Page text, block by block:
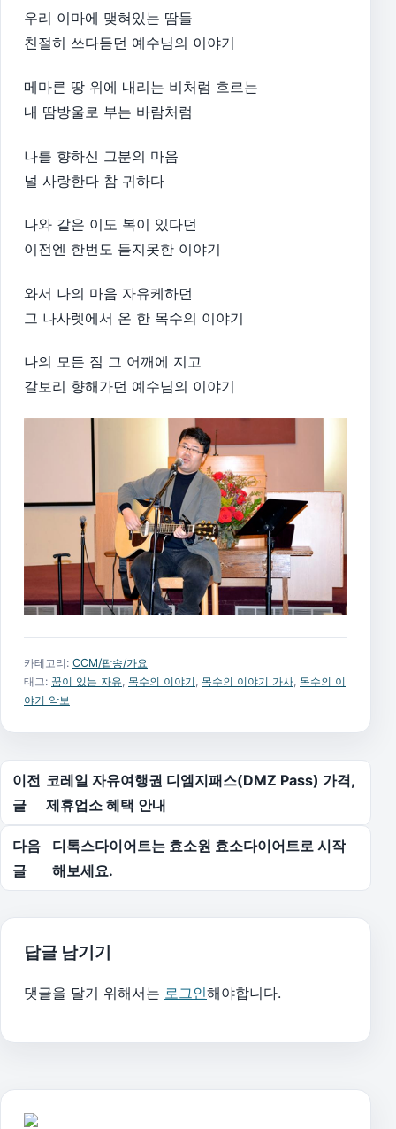
우리 이마에 맺혀있는 땀들
친절히 쓰다듬던 예수님의 이야기
메마른 땅 위에 내리는 비처럼 흐르는
내 땀방울로 부는 바람처럼
나를 향하신 그분의 마음
널 사랑한다 참 귀하다
나와 같은 이도 복이 있다던
이전엔 한번도 듣지못한 이야기
와서 나의 마음 자유케하던
그 나사렛에서 온 한 목수의 이야기
나의 모든 짐 그 어깨에 지고
갈보리 향해가던 예수님의 이야기
카테고리: CCM/팝송/가요
태그: 꿈이 있는 자유 목수의 이야기 목수의 이야기 가사 목수의 이
야기 악보
글 탐색
이전
글
코레일 자유여행권 디엠지패스(DMZ Pass) 가격,
제휴업소 혜택 안내
다음
글
디톡스다이어트는 효소원 효소다이어트로 시작
해보세요.
답글 남기기
댓글을 달기 위해서는 로그인해야합니다.